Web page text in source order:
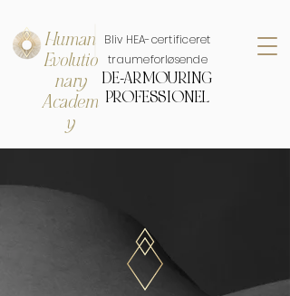
Human
Evolutio
nary
Academ
y
Bliv HEA-certificeret
traumeforløsende
DE-ARMOURING
PROFESSIONEL